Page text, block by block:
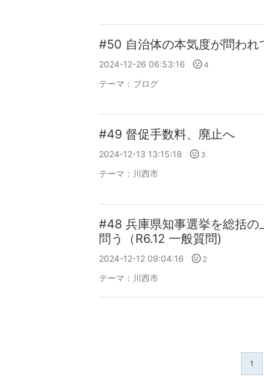
#50 自治体の本気度が問われ
2024-12-26 06:53:16 4
テーマ： ブログ
#49 督促手数料、廃止へ
2024-12-13 13:15:18 3
テーマ： 川西市
#48 兵庫県知事選挙を総括の
問う（R6.12 一般質問)
2024-12-12 09:04:16 2
テーマ： 川西市
1